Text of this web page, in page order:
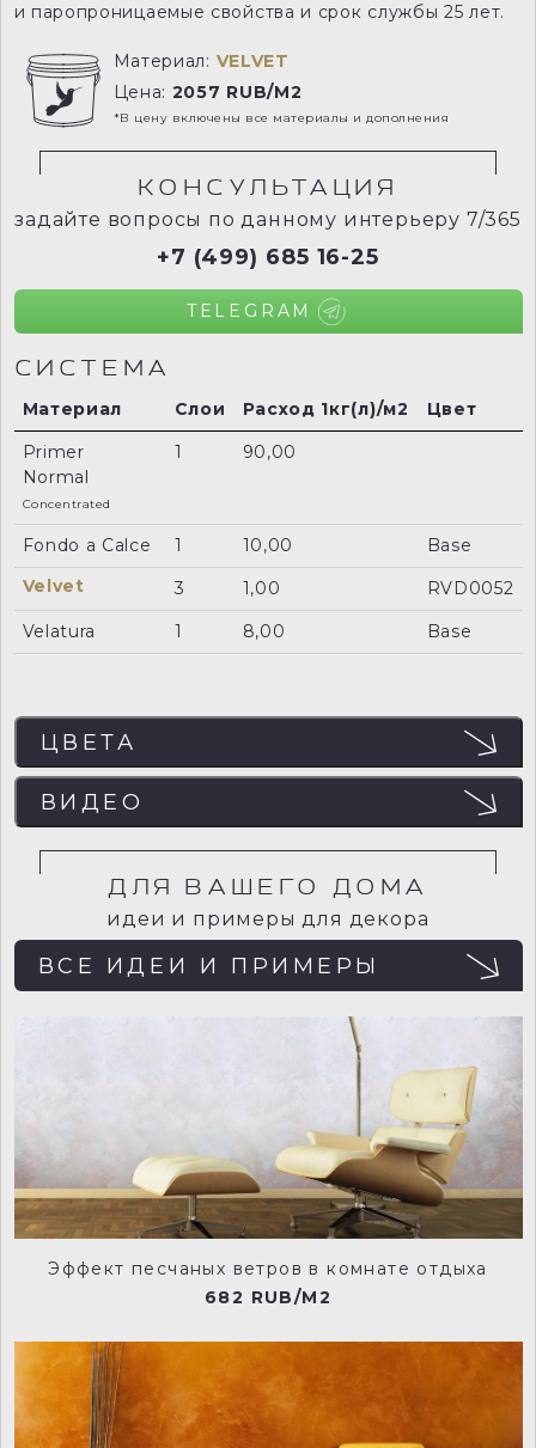
и паропроницаемые свойства и срок службы 25 лет.
Материал: VELVET
Цена: 2057 RUB/M2
*В цену включены все материалы и дополнения
КОНСУЛЬТАЦИЯ
задайте вопросы по данному интерьеру 7/365
+7 (499) 685 16-25
TELEGRAM
СИСТЕМА
Материал Слои Расход 1кг(л)/м2
Цвет
Primer
Normal
Concentrated
1 90,00
Fondo a Calce 1 10,00
Base
Velvet
3 1,00
RVD0052
Velatura
1 8,00 Base
ЦВЕТА
ЦВЕТА
Отображение цвета на мониторе может не
совпадать с реальным, поэтому рекомендуем
заказывать пробный образец (выкрас) для точного
определения цвета.
NCP003 NCP004
NCP006
ВИДЕО
ДЛЯ ВАШЕГО ДОМА
идеи и примеры для декора
ВСЕ ИДЕИ И ПРИМЕРЫ
Эффект песчаных ветров в комнате отдыха
682 RUB/M2